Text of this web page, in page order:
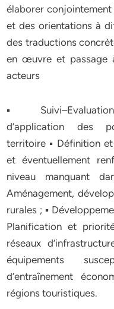
élaborer
et des orientations à
des traductions
en œuvre et passage
acteurs
▪
d’application des
territoire ▪ Définition et
et éventuellement
niveau manquant
Aménagement,
rurales ; ▪
Planification et
réseaux
équipements
d’entraînement
régions touristiques.